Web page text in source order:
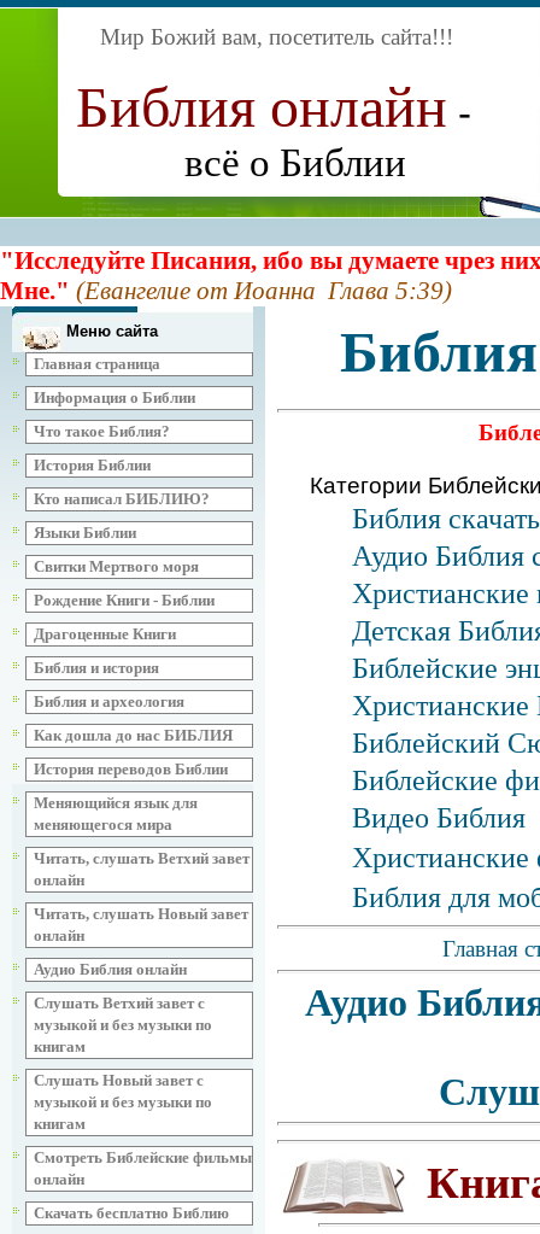
Мир Божий вам, посетитель сайта!!!
Библия онлайн -
всё о Библии
"Исследуйте Писания, ибо вы думаете чрез
Мне." (Евангелие от Иоанна Глава 5:39)
Меню сайта
Главная страница
Информация о Библии
Что такое Библия?
История Библии
Кто написал БИБЛИЮ?
Языки Библии
Свитки Мертвого моря
Рождение Книги - Библии
Драгоценные Книги
Библия и история
Библия и археология
Как дошла до нас БИБЛИЯ
История переводов Библии
Меняющийся язык для
меняющегося мира
Читать, слушать Ветхий завет
онлайн
Читать, слушать Новый завет
онлайн
Аудио Библия онлайн
Слушать Ветхий завет с
музыкой и без музыки по
книгам
Слушать Новый завет с
музыкой и без музыки по
книгам
Смотреть Библейские фильмы
онлайн
Скачать бесплатно Библию
Категории
Библия
Аудио Библия
Христианские
Детская
Библейские
Христианские
Библейский
Библейские
Видео Библия
Христианские
Библия для
Главная
Аудио